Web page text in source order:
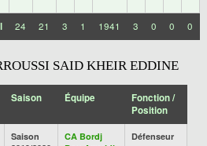
24 21 3 1 1941 3 0 0 0
SAID KHEIR EDDINE
Saison Équipe
Fonction /
Position
Saison
CA Bordj
Défenseur